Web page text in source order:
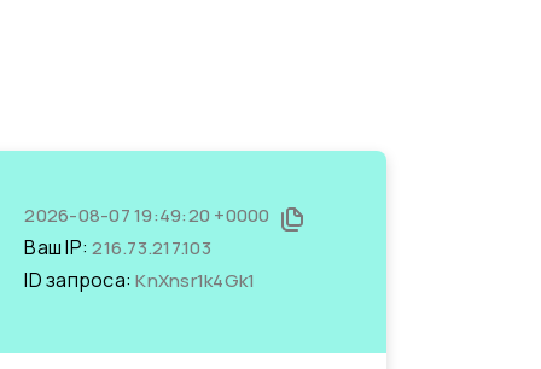
2026-08-07 19:49:20 +0000
Ваш IP:216.73.217.103
ID запроса:KnXnsr1k4Gk1